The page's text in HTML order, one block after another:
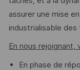
assurer une mise
industrialisable
En nous
En phase de